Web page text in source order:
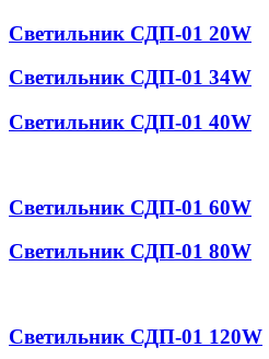
Светильник СДП-01 20W
Светильник СДП-01 34W
Светильник СДП-01 40W
Светильник СДП-01 60W
Светильник СДП-01 80W
Светильник СДП-01 120W